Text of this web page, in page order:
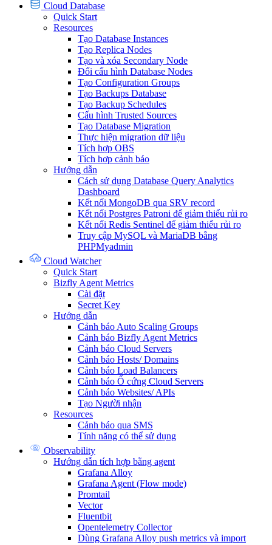
Cloud Database
Quick Start
Resources
Tạo Database Instances
Tạo Replica Nodes
Tạo và xóa Secondary Node
Đổi cấu hình Database Nodes
Tạo Configuration Groups
Tạo Backups Database
Tạo Backup Schedules
Cấu hình Trusted Sources
Tạo Database Migration
Thực hiện migration dữ liệu
Tích hợp OBS
Tích hợp cảnh báo
Hướng dẫn
Cách sử dụng Database Query Analytics
Dashboard
Kết nối MongoDB qua SRV record
Kết nối Postgres Patroni để giảm thiểu rủi ro
Kết nối Redis Sentinel để giảm thiểu rủi ro
Truy cập MySQL và MariaDB bằng
PHPMyadmin
Cloud Watcher
Quick Start
Bizfly Agent Metrics
Cài đặt
Secret Key
Hướng dẫn
Cảnh báo Auto Scaling Groups
Cảnh báo Bizfly Agent Metrics
Cảnh báo Cloud Servers
Cảnh báo Hosts/ Domains
Cảnh báo Load Balancers
Cảnh báo Ổ cứng Cloud Servers
Cảnh báo Websites/ APIs
Tạo Người nhận
Resources
Cảnh báo qua SMS
Tính năng có thể sử dụng
Observability
Hướng dẫn tích hợp bằng agent
Grafana Alloy
Grafana Agent (Flow mode)
Promtail
Vector
Fluentbit
Opentelemetry Collector
Dùng Grafana Alloy push metrics và import